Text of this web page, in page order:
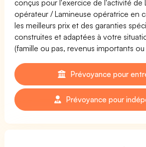
conçus pour l'exercice de l'activité de
opérateur / Lamineuse opératrice en
les meilleurs prix et des garanties
construites et adaptées à votre
(famille ou pas, revenus importants
Prévoyance pour
Prévoyance pour